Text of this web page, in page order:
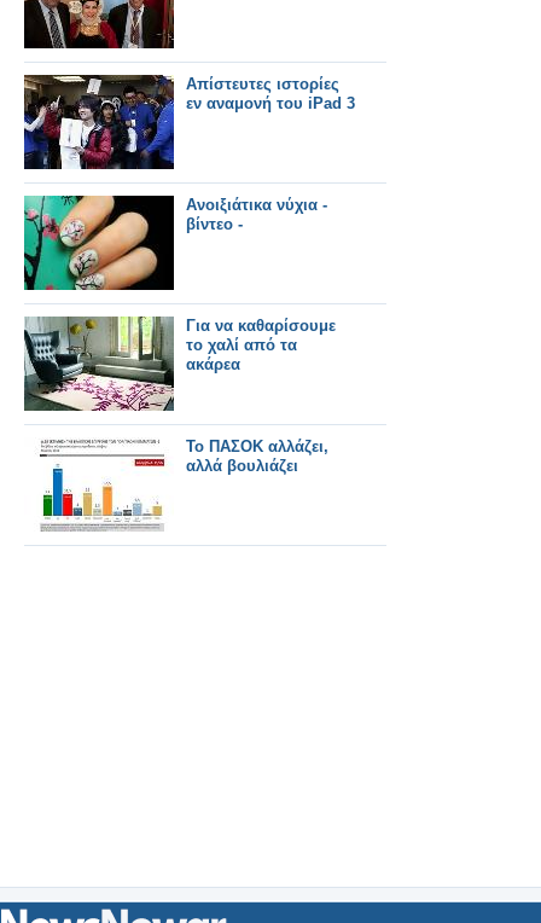
Απίστευτες ιστορίες
εν αναμονή του iPad 3
Ανοιξιάτικα νύχια -
βίντεο -
Για να καθαρίσουμε
το χαλί από τα
ακάρεα
Το ΠΑΣΟΚ αλλάζει,
αλλά βουλιάζει